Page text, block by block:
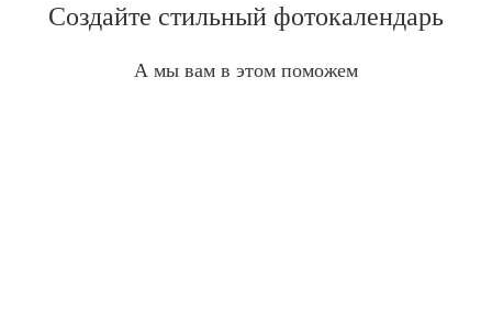
Создайте стильный фотокалендарь
А мы вам в этом поможем